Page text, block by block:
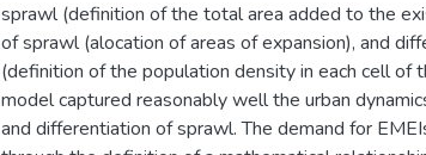
sprawl (definition of the total area added to the
of sprawl (alocation of areas of expansion), and
(definition of the population density in each cell of
model captured reasonably well the urban
and differentiation of sprawl. The demand for